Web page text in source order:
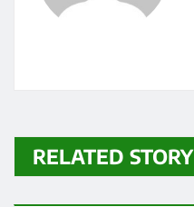
RELATED STORY